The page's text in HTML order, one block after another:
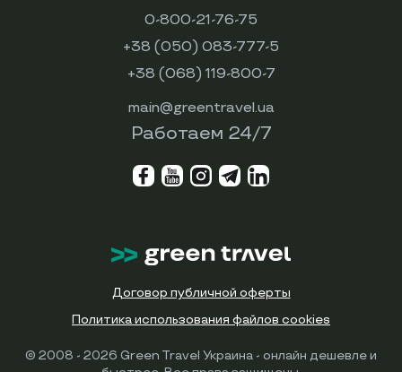
0-800-21-76-75
+38 (050) 083-777-5
+38 (068) 119-800-7
main@greentravel.ua
Работаем 24/7
Договор публичной оферты
Политика использования файлов cookies
© 2008 - 2026 Green Travel Украина - онлайн дешевле и